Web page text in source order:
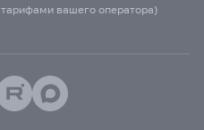
вашего оператора)